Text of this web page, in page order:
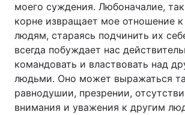
моего суждения. Любоначалие,
корне извращает мое отношение
людям, стараясь подчинить их
всегда побуждает нас
командовать и властвовать над
людьми. Оно может выражаться
равнодушии, презрении,
внимания и уважения к другим